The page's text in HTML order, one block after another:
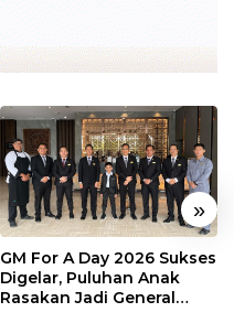
»
GM For A Day 2026 Sukses
Digelar, Puluhan Anak
Rasakan Jadi General